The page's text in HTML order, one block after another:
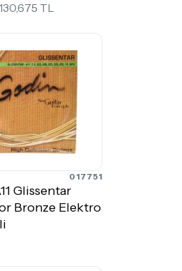
TL
017751
Glissentar
Bronze Elektro